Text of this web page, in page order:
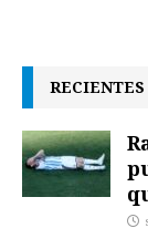
RECIENTES